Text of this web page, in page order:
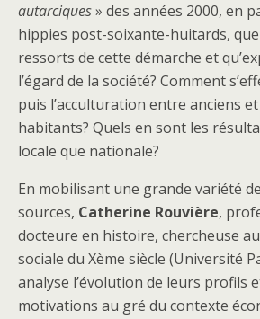
autarciques» des années 2000, en
hippies post-soixante-huitards,
ressorts de cette démarche et
l’égard de la société? Comment
puis l’acculturation entre anciens
habitants? Quels en sont les
locale que nationale?
En mobilisant une grande variété de
sources, Catherine Rouvière,
docteure en histoire, chercheuse
sociale du Xème siècle (Université
analyse l’évolution de leurs profils
motivations au gré du contexte